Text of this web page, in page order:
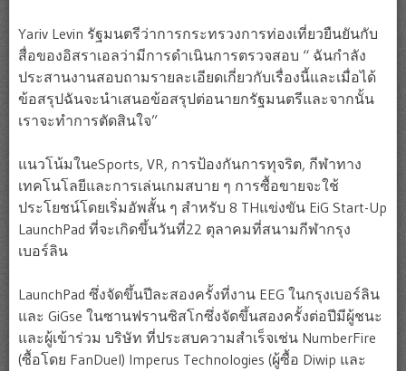
Yariv Levin รัฐมนตรีว่าการกระทรวงการท่องเที่ยวยืนยันกับ
สื่อของอิสราเอลว่ามีการดำเนินการตรวจสอบ “ ฉันกำลัง
ประสานงานสอบถามรายละเอียดเกี่ยวกับเรื่องนี้และเมื่อได้
ข้อสรุปฉันจะนำเสนอข้อสรุปต่อนายกรัฐมนตรีและจากนั้น
เราจะทำการตัดสินใจ”
แนวโน้มในeSports, VR, การป้องกันการทุจริต, กีฬาทาง
เทคโนโลยีและการเล่นเกมสบาย ๆ การซื้อขายจะใช้
ประโยชน์โดยเริ่มอัพสั้น ๆ สำหรับ 8 THแข่งขัน EiG Start-Up
LaunchPad ที่จะเกิดขึ้นวันที่22 ตุลาคมที่สนามกีฬากรุง
เบอร์ลิน
LaunchPad ซึ่งจัดขึ้นปีละสองครั้งที่งาน EEG ในกรุงเบอร์ลิน
และ GiGse ในซานฟรานซิสโกซึ่งจัดขึ้นสองครั้งต่อปีมีผู้ชนะ
และผู้เข้าร่วม บริษัท ที่ประสบความสำเร็จเช่น NumberFire
(ซื้อโดย FanDuel) Imperus Technologies (ผู้ซื้อ Diwip และ